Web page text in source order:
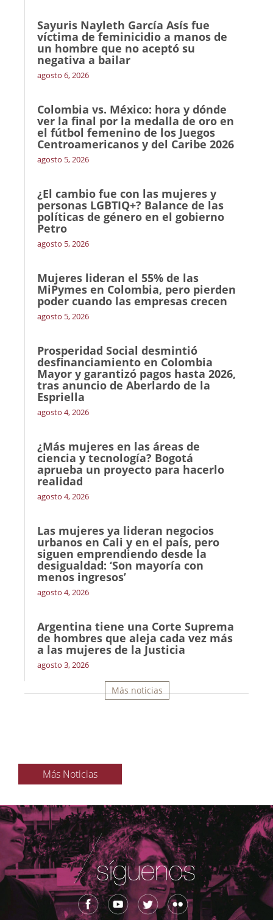
Sayuris Nayleth García Asís fue
víctima de feminicidio a manos de
un hombre que no aceptó su
negativa a bailar
agosto 6, 2026
Colombia vs. México: hora y dónde
ver la final por la medalla de oro en
el fútbol femenino de los Juegos
Centroamericanos y del Caribe 2026
agosto 5, 2026
¿El cambio fue con las mujeres y
personas LGBTIQ+? Balance de las
políticas de género en el gobierno
Petro
agosto 5, 2026
Mujeres lideran el 55% de las
MiPymes en Colombia, pero pierden
poder cuando las empresas crecen
agosto 5, 2026
Prosperidad Social desmintió
desfinanciamiento en Colombia
Mayor y garantizó pagos hasta 2026,
tras anuncio de Aberlardo de la
Espriella
agosto 4, 2026
¿Más mujeres en las áreas de
ciencia y tecnología? Bogotá
aprueba un proyecto para hacerlo
realidad
agosto 4, 2026
Las mujeres ya lideran negocios
urbanos en Cali y en el país, pero
siguen emprendiendo desde la
desigualdad: ‘Son mayoría con
menos ingresos’
agosto 4, 2026
Argentina tiene una Corte Suprema
de hombres que aleja cada vez más
a las mujeres de la Justicia
agosto 3, 2026
Más noticias
Más Noticias